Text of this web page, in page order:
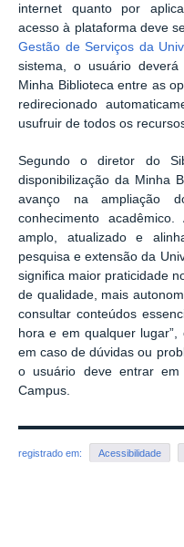
internet quanto por
acesso à plataforma deve
Gestão de Serviços da
sistema, o usuário
Minha Biblioteca entre as
redirecionado
usufruir de todos os
Segundo o diretor do
disponibilização da Minha
avanço na ampliação
conhecimento
amplo, atualizado e
pesquisa e extensão da
significa maior praticidade
de qualidade, mais
consultar conteúdos
hora e em qualquer
em caso de dúvidas ou
o usuário deve entrar
Campus.
registrado em: Acessibilidade